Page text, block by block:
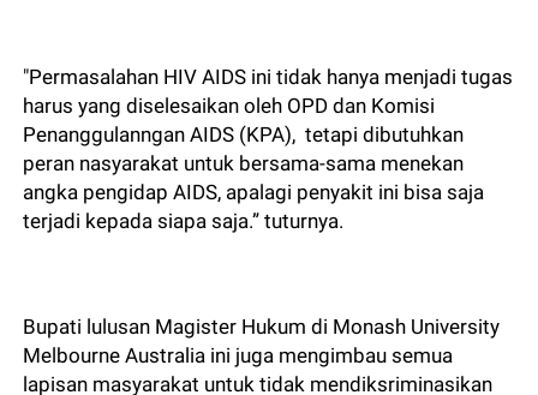
"Permasalahan HIV AIDS ini tidak hanya menjadi tugas
harus yang diselesaikan oleh OPD dan Komisi
Penanggulanngan AIDS (KPA), tetapi dibutuhkan
peran nasyarakat untuk bersama-sama menekan
angka pengidap AIDS, apalagi penyakit ini bisa saja
terjadi kepada siapa saja.” tuturnya.
Bupati lulusan Magister Hukum di Monash University
Melbourne Australia ini juga mengimbau semua
lapisan masyarakat untuk tidak mendiksriminasikan